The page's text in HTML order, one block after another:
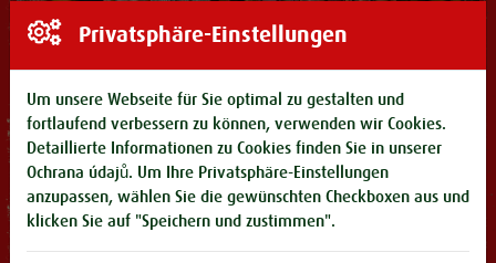
Privatsphäre-Einstellungen
Um unsere Webseite für Sie optimal zu gestalten und
fortlaufend verbessern zu können, verwenden wir Cookies.
Detaillierte Informationen zu Cookies finden Sie in unserer
Ochrana údajů. Um Ihre Privatsphäre-Einstellungen
anzupassen, wählen Sie die gewünschten Checkboxen aus und
klicken Sie auf "Speichern und zustimmen".